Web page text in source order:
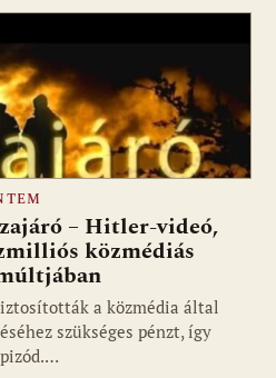
– Hitler-videó,
közmédiás
a közmédia által
szükséges pénzt, így